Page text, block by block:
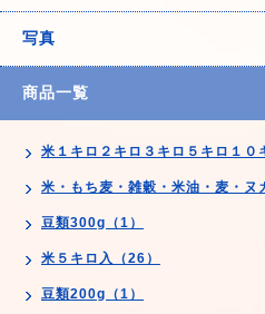
写真
商品一覧
米１キロ２キロ３キロ５キロ１０
米・もち麦・雑穀・米油・麦・ヌ
豆類300g（1）
米５キロ入（26）
豆類200g（1）